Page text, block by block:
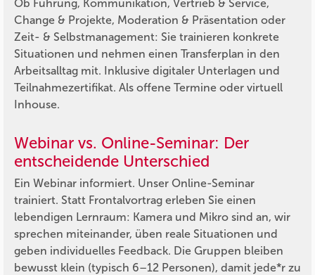
Ob Führung, Kommunikation, Vertrieb & Service,
Change & Projekte, Moderation & Präsentation oder
Zeit- & Selbstmanagement: Sie trainieren konkrete
Situationen und nehmen einen Transferplan in den
Arbeitsalltag mit. Inklusive digitaler Unterlagen und
Teilnahmezertifikat. Als offene Termine oder virtuell
Inhouse.
Webinar vs. Online-Seminar: Der
entscheidende Unterschied
Ein Webinar informiert. Unser Online-Seminar
trainiert. Statt Frontalvortrag erleben Sie einen
lebendigen Lernraum: Kamera und Mikro sind an, wir
sprechen miteinander, üben reale Situationen und
geben individuelles Feedback. Die Gruppen bleiben
bewusst klein (typisch 6–12 Personen), damit jede*r zu